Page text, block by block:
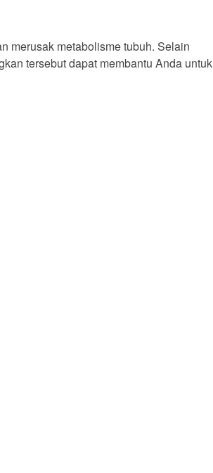
merusak metabolisme tubuh. Selain
tersebut dapat membantu Anda untuk